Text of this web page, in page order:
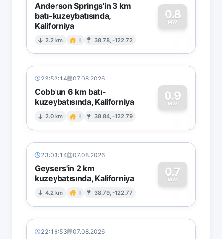
Anderson Springs'in 3 km
batı-kuzeybatısında,
Kaliforniya
2.2 km I 38.78, -122.72
0.8
MW
0
23:52:14 07.08.2026
Cobb'un 6 km batı-
kuzeybatısında, Kaliforniya
2.0 km I 38.84, -122.79
0.9
MW
0
23:03:14 07.08.2026
Geysers'in 2 km
kuzeybatısında, Kaliforniya
4.2 km I 38.79, -122.77
0.7
MW
0
22:16:53 07.08.2026